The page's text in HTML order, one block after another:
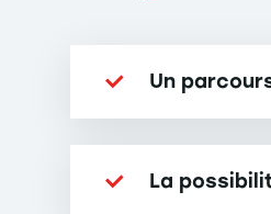
Un
La